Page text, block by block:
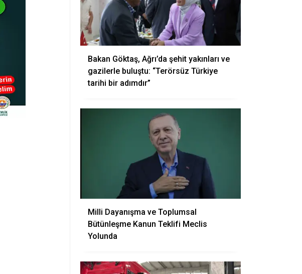
Bakan Göktaş, Ağrı’da şehit yakınları ve
gazilerle buluştu: “Terörsüz Türkiye
tarihi bir adımdır”
Milli Dayanışma ve Toplumsal
Bütünleşme Kanun Teklifi Meclis
Yolunda